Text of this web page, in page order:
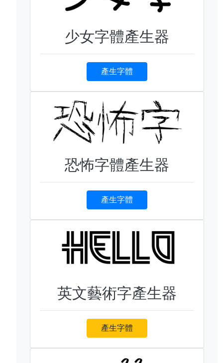
少女字體產生器
產生字體
恐怖字體產生器
產生字體
英文藝術字產生器
產生字體